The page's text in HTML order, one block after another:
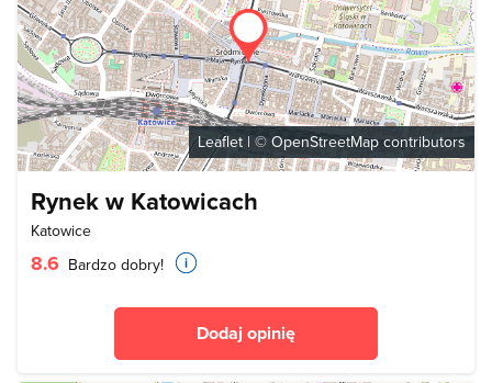
Leaflet | © OpenStreetMap contributors
Rynek w Katowicach
Katowice
8.6 Bardzo dobry!
Dodaj opinię